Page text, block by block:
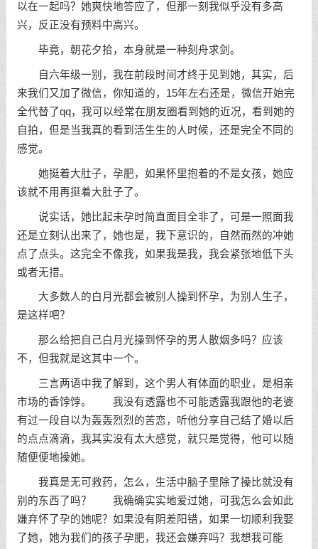
以在一起吗？她爽快地答应了，但那一刻我似乎没有多高
兴，反正没有预料中高兴。
毕竟，朝花夕拾，本身就是一种刻舟求剑。
自六年级一别，我在前段时间才终于见到她，其实，后
来我们又加了微信，你知道的，15年左右还是，微信开始完
全代替了qq，我可以经常在朋友圈看到她的近况，看到她的
自拍，但是当我真的看到活生生的人时候，还是完全不同的
感觉。
她挺着大肚子，孕肥，如果怀里抱着的不是女孩，她应
该就不用再挺着大肚子了。
说实话，她比起未孕时简直面目全非了，可是一照面我
还是立刻认出来了，她也是，我下意识的，自然而然的冲她
点了点头。这完全不像我，如果我是我，我会紧张地低下头
或者无措。
大多数人的白月光都会被别人操到怀孕，为别人生子，
是这样吧？
那么给把自己白月光操到怀孕的男人散烟多吗？应该
不，但我就是这其中一个。
三言两语中我了解到，这个男人有体面的职业，是相亲
市场的香饽饽。 我没有透露也不可能透露我跟他的老婆
有过一段自以为轰轰烈烈的苦恋，听他分享自己结了婚以后
的点点滴滴，我其实没有太大感觉，就只是觉得，他可以随
随便便地操她。
我真是无可救药，怎么，生活中脑子里除了操比就没有
别的东西了吗？ 我确确实实地爱过她，可我怎么会如此
嫌弃怀了孕的她呢？如果没有阴差阳错，如果一切顺利我娶
了她，她为我们的孩子孕肥，我还会嫌弃吗？我想我可能